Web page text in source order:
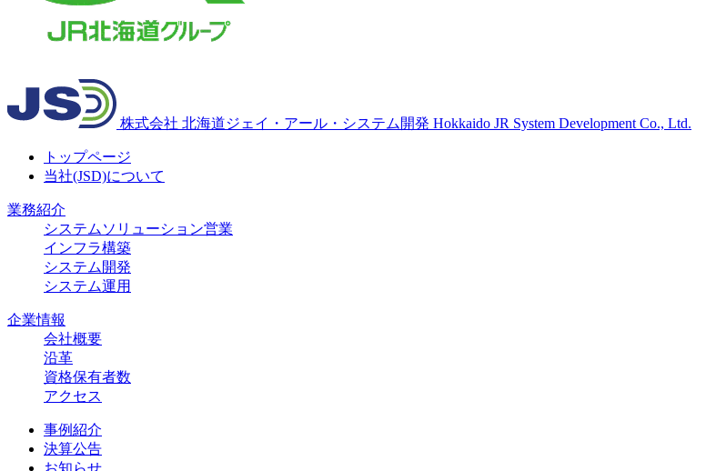
株式会社 北海道ジェイ・アール・システム開発 Hokkaido JR System Development Co., Ltd.
トップページ
当社(JSD)について
業務紹介
システムソリューション営業
インフラ構築
システム開発
システム運用
企業情報
会社概要
沿革
資格保有者数
アクセス
事例紹介
決算公告
お知らせ